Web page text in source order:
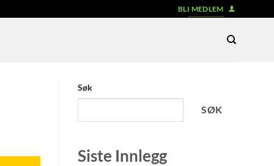
BLI MEDLEM
Søk
SØK
Siste Innlegg